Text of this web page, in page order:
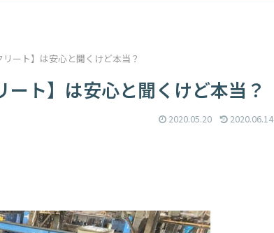
ート】は安心と聞くけど本当？
ト】は安心と聞くけど本当？
2020.05.20 2020.06.14